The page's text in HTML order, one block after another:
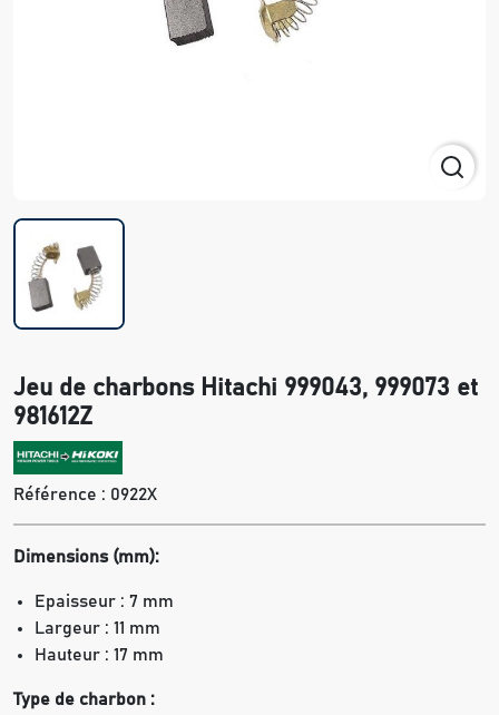
Jeu de charbons Hitachi 999043, 999073 et
981612Z
Référence : 0922X
Dimensions (mm):
Epaisseur : 7 mm
Largeur : 11 mm
Hauteur : 17 mm
Type de charbon :